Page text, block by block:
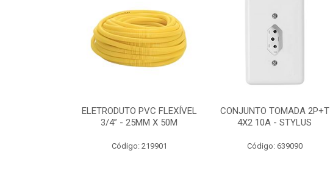
ELETRODUTO PVC FLEXÍVEL
3/4” - 25MM X 50M
Código: 219901
CONJUNTO TOMADA 2P+T
4X2 10A - STYLUS
Código: 639090